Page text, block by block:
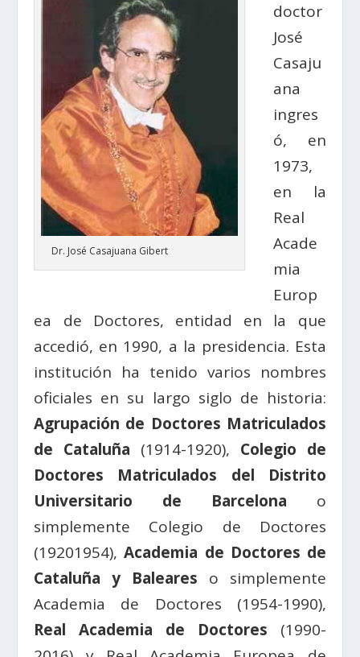
Dr. José Casajuana Gibert
doctor
José
Casaju
ana
ingres
ó, en
1973,
en la
Real
Acade
mia
Europ
ea de Doctores, entidad en la que
accedió, en 1990, a la presidencia. Esta
institución ha tenido varios nombres
oficiales en su largo siglo de historia:
Agrupación de Doctores Matriculados
de Cataluña (1914-1920), Colegio de
Doctores Matriculados del Distrito
Universitario de Barcelona o
simplemente Colegio de Doctores
(19201954),Academia de Doctores de
Cataluña y Baleares o simplemente
Academia de Doctores (1954-1990),
Real Academia de Doctores (1990-